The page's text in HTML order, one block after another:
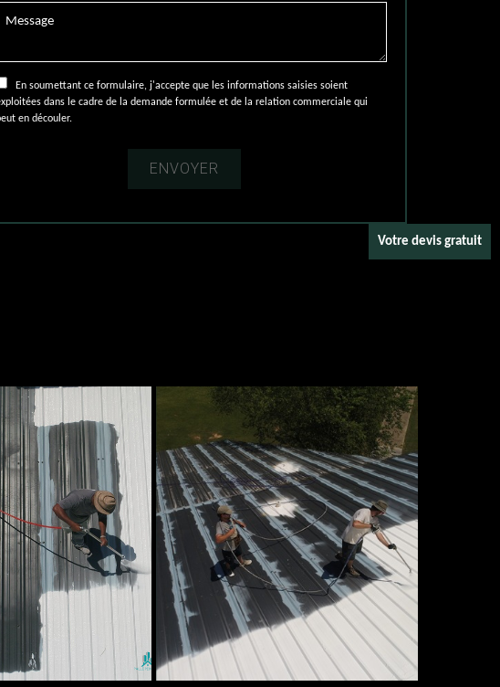
En soumettant ce formulaire, j'accepte que les informations saisies soient
dans le cadre de la demande formulée et de la relation commerciale qui
en découler.
Votre devis gratuit